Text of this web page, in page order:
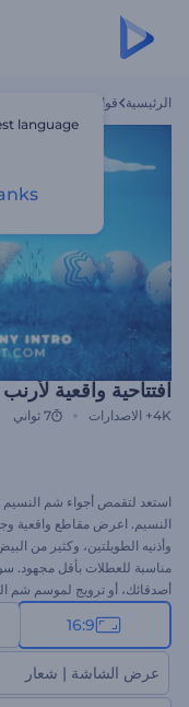
الرئيسية قوالب
افتتاحية واقعية
4K+ الاصدارات 7 ثواني
استعد لتقمص أجواء شم النسيم
النسيم. اعرض مقاطع واقعية
وأذنيه الطويلتين، وكثير من
مناسبة للعطلات بأقل مجهود.
أصدقائك، أو ترويج لموسم شم
المناسبات، سيكون هذا
للعطلة، وقم بإدخال
فيديو فريد من نوعه لشم
شم النسيم يبدأ!
16:9
عرض الشاشة | شعار
language